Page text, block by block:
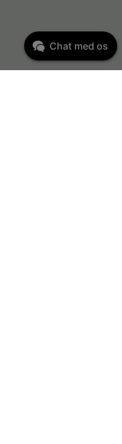
Chat med os